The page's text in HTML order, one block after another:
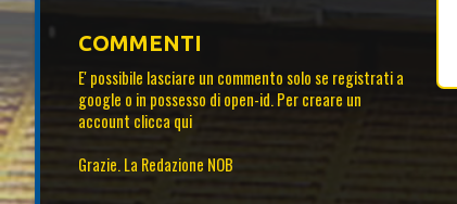
COMMENTI
E' possibile lasciare un commento solo se registrati a
google o in possesso di open-id. Per creare un
account clicca qui
Grazie. La Redazione NOB